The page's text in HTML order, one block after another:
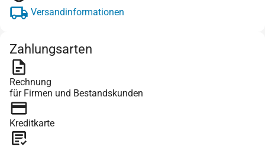
Versandinformationen
Zahlungsarten
Rechnung
für Firmen und Bestandskunden
Kreditkarte